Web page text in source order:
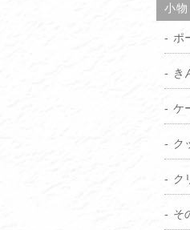
小物
ポ
き
ケ
ク
ク
そ